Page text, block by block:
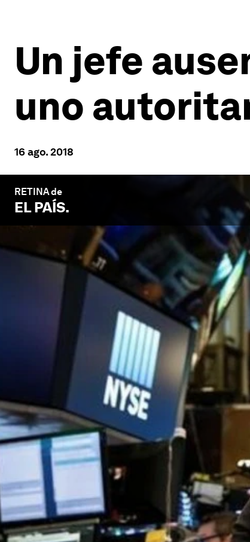
Un jefe
uno
16 ago. 2018
RETINA de
EL PAÍS.